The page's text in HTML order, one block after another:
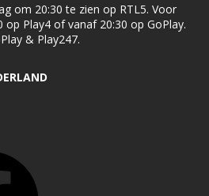
om 20:30 te zien op RTL5. Voor
op Play4 of vanaf 20:30 op GoPlay.
& Play247.